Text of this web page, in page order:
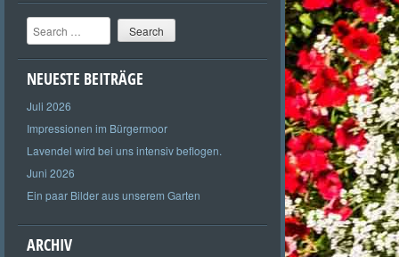
Search
NEUESTE BEITRÄGE
Juli 2026
Impressionen im Bürgermoor
Lavendel wird bei uns intensiv beflogen.
Juni 2026
Ein paar Bilder aus unserem Garten
ARCHIV